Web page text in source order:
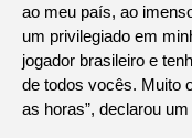
ao meu país, ao
um privilegiado em
jogador brasileiro e
de todos vocês. Muito
as horas”, declarou